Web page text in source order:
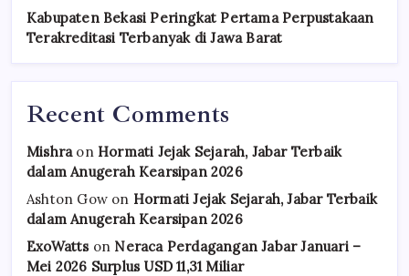
Kabupaten Bekasi Peringkat Pertama Perpustakaan
Terakreditasi Terbanyak di Jawa Barat
Recent Comments
Mishraon Hormati Jejak Sejarah, Jabar Terbaik
dalam Anugerah Kearsipan 2026
Ashton Gow on Hormati Jejak Sejarah, Jabar Terbaik
dalam Anugerah Kearsipan 2026
ExoWattson Neraca Perdagangan Jabar Januari –
Mei 2026 Surplus USD 11,31 Miliar